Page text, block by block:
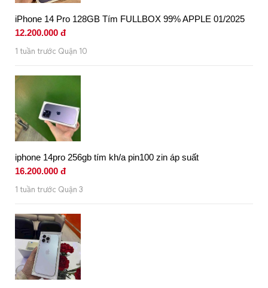
iPhone 14 Pro 128GB Tím FULLBOX 99% APPLE 01/2025
12.200.000 đ
1 tuần trước Quận 10
iphone 14pro 256gb tím kh/a pin100 zin áp suất
16.200.000 đ
1 tuần trước Quận 3